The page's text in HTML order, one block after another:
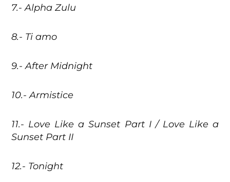
7.- Alpha Zulu
8.- Ti amo
9.- After Midnight
10.- Armistice
11.- Love Like a Sunset Part I / Love Like a
Sunset Part II
12.- Tonight